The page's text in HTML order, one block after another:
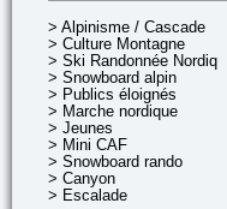
> Alpinisme / Cascade
> Culture Montagne
> Ski Randonnée Nordique
> Snowboard alpin
> Publics éloignés
> Marche nordique
> Jeunes
> Mini CAF
> Snowboard rando
> Canyon
> Escalade